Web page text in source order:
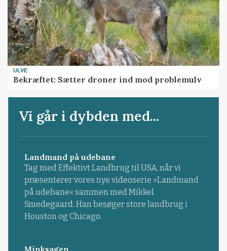
ULVE
Bekræftet: Sætter droner ind mod problemulv
Vi går i dybden med...
Landmand på udebane
Tag med Effektivt Landbrug til USA, når vi
præsenterer vores nye videoserie »Landmand
på udebane« sammen med Mikkel
Smedegaard. Han besøger store landbrug i
Houston og Chicago.
Minksagen